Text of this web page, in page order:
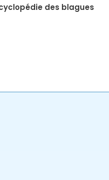
des blagues